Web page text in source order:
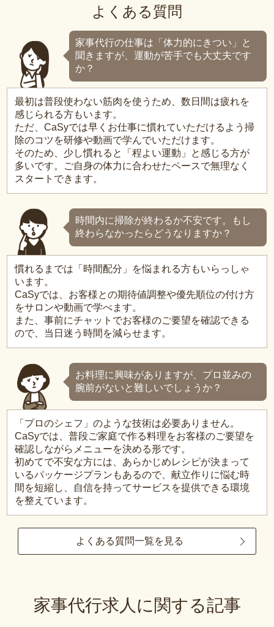
よくある質問
家事代行の仕事は「体力的にきつい」と
聞きますが、運動が苦手でも大丈夫です
か？
最初は普段使わない筋肉を使うため、数日間は疲れを
感じられる方もいます。
ただ、CaSyでは早くお仕事に慣れていただけるよう掃
除のコツを研修や動画で学んでいただけます。
そのため、少し慣れると「程よい運動」と感じる方が
多いです。ご自身の体力に合わせたペースで無理なく
スタートできます。
時間内に掃除が終わるか不安です。もし
終わらなかったらどうなりますか？
慣れるまでは「時間配分」を悩まれる方もいらっしゃ
います。
CaSyでは、お客様との期待値調整や優先順位の付け方
をサロンや動画で学べます。
また、事前にチャットでお客様のご要望を確認できる
ので、当日迷う時間を減らせます。
お料理に興味がありますが、プロ並みの
腕前がないと難しいでしょうか？
「プロのシェフ」のような技術は必要ありません。
CaSyでは、普段ご家庭で作る料理をお客様のご要望を
確認しながらメニューを決める形です。
初めてで不安な方には、あらかじめレシピが決まって
いるパッケージプランもあるので、献立作りに悩む時
間を短縮し、自信を持ってサービスを提供できる環境
を整えています。
よくある質問一覧を見る
家事代行求人に関する記事